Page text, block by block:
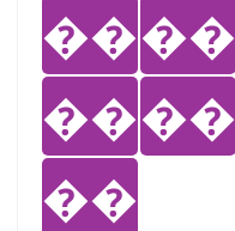
����
����
��